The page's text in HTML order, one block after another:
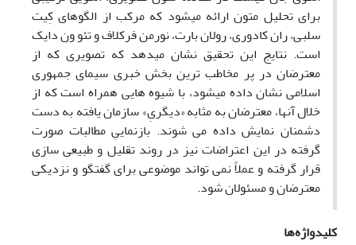
برای تحلیل متون ارائه میشود که مرکب از الگوهای کِیت
سلبی، ران کادوری، رولان بارت، نورمن فرکلاف و تئو ون دایک
است. نتایج این تحقیق نشان میدهد که تصویری که از
معترضان در پر مخاطب ترین بخش خبری سیمای جمهوری
اسلامی نشان داده میشود، با شیوه هایی همراه است که از
خلال آنها، معترضان به مثابه «دیگریِ» سازمان یافته به دست
دشمنان نمایش داده می شوند. بازنماییِ مطالبات صورت
گرفته در این اعتراضات نیز در روند تقلیل و طبیعی سازی
قرار گرفته و عملاً نمی تواند موضوعی برای گفتگو و نزدیکی
معترضان و مسئولان شود.
کلیدواژه‌ها